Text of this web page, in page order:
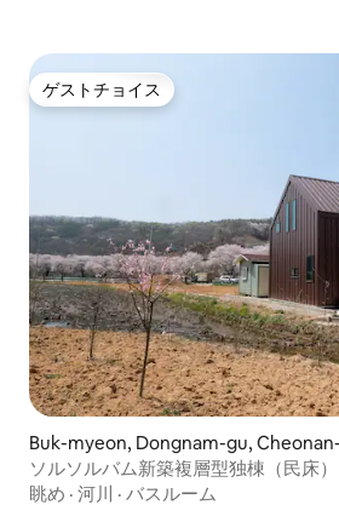
ゲストチョイス
ゲストチョイス
Buk-myeon, Dongnam-gu, Cheonan-
ション
ソルソルバム新築複層型独棟（民床）
眺め · 河川 · バスルーム